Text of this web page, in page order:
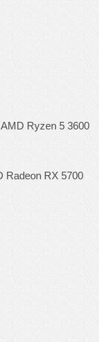
Ryzen 5 3600
Radeon RX 5700